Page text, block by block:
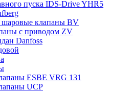
пуска IDS-Drive YHR5
клапаны BV
с приводом ZV
Danfoss
ESBE VRG 131
UCP